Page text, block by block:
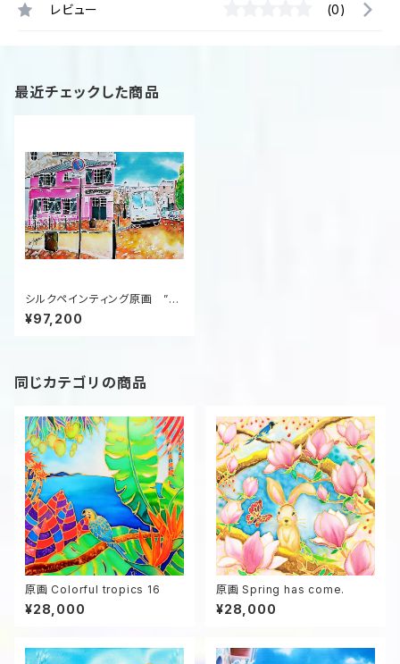
レビュー (0)
最近チェックした商品
シルクペインティング原画 ”La
maison rose”
¥97,200
同じカテゴリの商品
原画 Colorful tropics 16
¥28,000
原画 Spring has come.
¥28,000